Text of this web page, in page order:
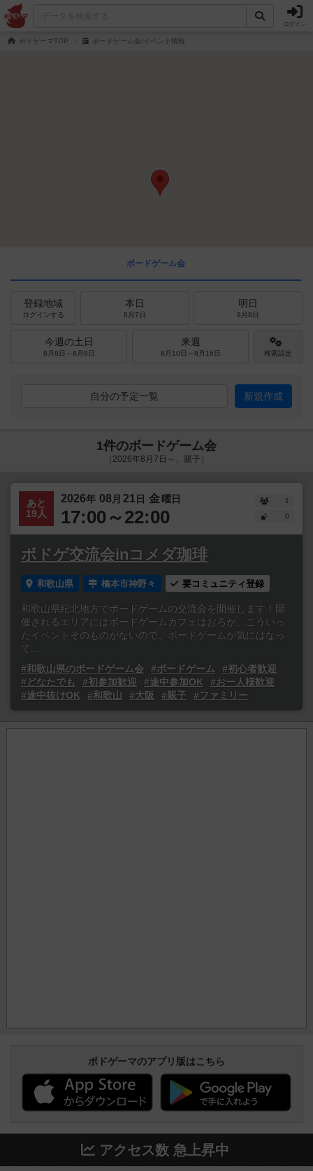
ログイン
ボドゲーマTOP ボードゲーム会/イベント情報
ボードゲーム会
登録地域
ログインする
本日
8月7日
明日
8月8日
今週の土日
8月8日～8月9日
来週
8月10日～8月16日 検索設定
自分の予定一覧 新規作成
1件のボードゲーム会
（2026年8月7日～、親子）
あと
19人
2026年 08 月 21日 金曜日
17:00～22:00
1
0
ボドゲ交流会inコメダ珈琲
和歌山県 橋本市神野々 要コミュニティ登録
和歌山県紀北地方でボードゲームの交流会を開催します！開
催されるエリアにはボードゲームカフェはおろか、こういっ
たイベントそのものがないので、ボードゲームが気にはなっ
て...
#和歌山県のボードゲーム会
#ボードゲーム
#初心者歓迎
#どなたでも
#初参加歓迎 #途中参加OK
#お一人様歓迎
#途中抜けOK
#和歌山 #大阪 #親子 #ファミリー
ボドゲーマのアプリ版はこちら
アクセス数 急上昇中